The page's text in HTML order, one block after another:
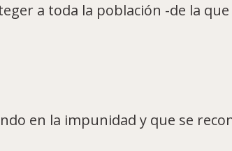
a toda la población -de la
en la impunidad y que se